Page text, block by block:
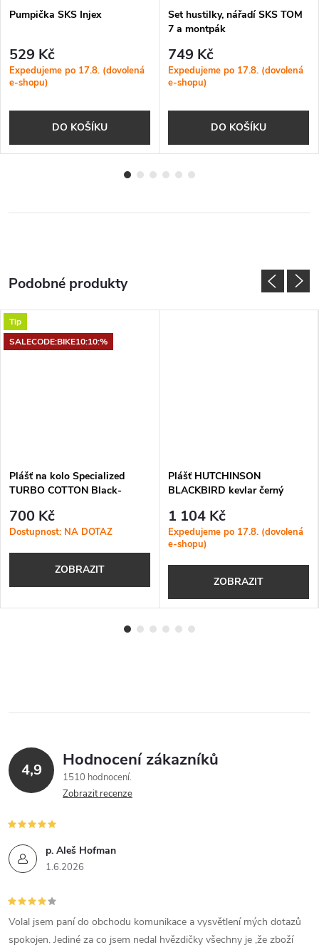
Pumpička SKS Injex
529 Kč
Expedujeme po 17.8. (dovolená
e-shopu)
DO KOŠÍKU
Set hustilky, nářadí SKS TOM
7 a montpák
749 Kč
Expedujeme po 17.8. (dovolená
e-shopu)
DO KOŠÍKU
Tip
SALECODE:BIKE10:10:%
Plášť na kolo Specialized
TURBO COTTON Black-
700 Kč
Dostupnost: NA DOTAZ
ZOBRAZIT
Plášť HUTCHINSON
BLACKBIRD kevlar černý
1 104 Kč
Expedujeme po 17.8. (dovolená
e-shopu)
ZOBRAZIT
4,9 Hodnocení zákazníků
1510 hodnocení
Zobrazit recenze
p. Aleš Hofman
1.6.2026
Volal jsem paní do obchodu komunikace a vysvětlení mých dotazů
spokojen. Jediné za co jsem nedal hvězdičky všechny je ,že zboží